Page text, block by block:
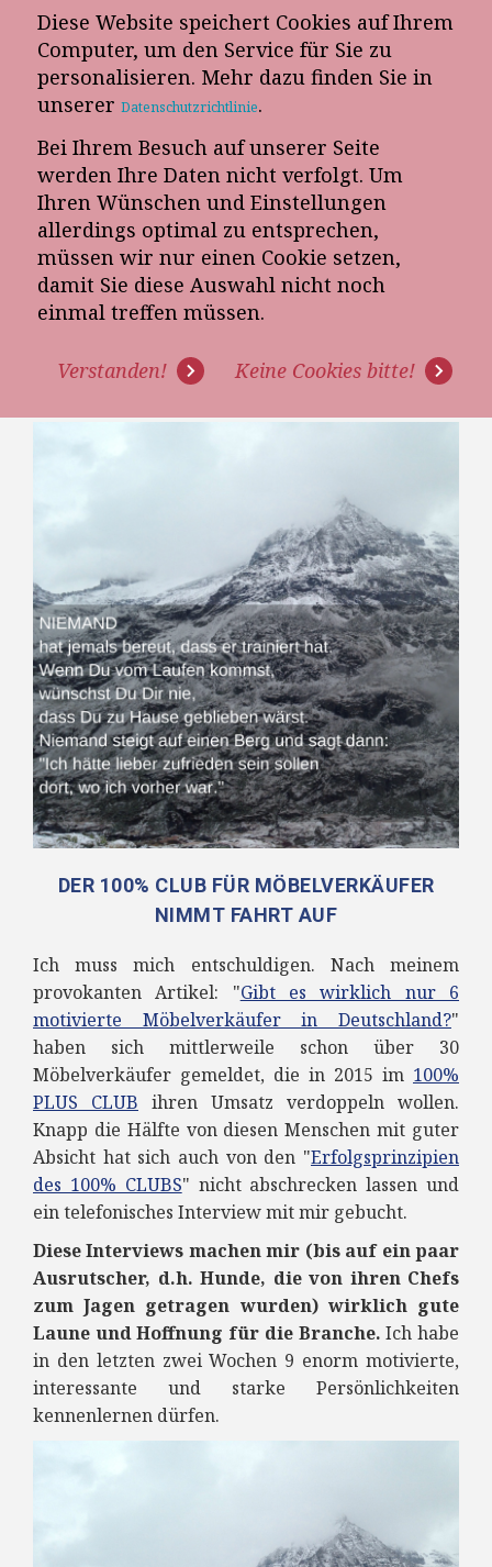
Diese Website speichert Cookies auf Ihrem
Computer, um den Service für Sie zu
personalisieren. Mehr dazu finden Sie in
unserer Datenschutzrichtlinie.
Bei Ihrem Besuch auf unserer Seite
werden Ihre Daten nicht verfolgt. Um
Ihren Wünschen und Einstellungen
allerdings optimal zu entsprechen,
müssen wir nur einen Cookie setzen,
damit Sie diese Auswahl nicht noch
einmal treffen müssen.
Verstanden! Keine Cookies bitte!
E-Mail-Newsletter
Telefon-Termin
SORRY - ES GIBT DOCH VIELE
MOTIVIERTE
MÖBELVERKÄUFER!
DER 100% CLUB FÜR MÖBELVERKÄUFER
NIMMT FAHRT AUF
Ich muss mich entschuldigen. Nach meinem
provokanten Artikel: "Gibt es wirklich nur 6
motivierte Möbelverkäufer in Deutschland?"
haben sich mittlerweile schon über 30
Möbelverkäufer gemeldet, die in 2015 im 100%
PLUS CLUB ihren Umsatz verdoppeln wollen.
Knapp die Hälfte von diesen Menschen mit guter
Absicht hat sich auch von den "Erfolgsprinzipien
des 100% CLUBS" nicht abschrecken lassen und
ein telefonisches Interview mit mir gebucht.
Diese Interviews machen mir (bis auf ein paar
Ausrutscher, d.h. Hunde, die von ihren Chefs
zum Jagen getragen wurden) wirklich gute
Laune und Hoffnung für die Branche. Ich habe
in den letzten zwei Wochen 9 enorm motivierte,
interessante und starke Persönlichkeiten
kennenlernen dürfen.